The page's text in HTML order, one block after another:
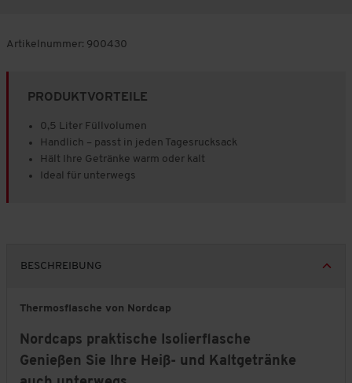
Artikelnummer: 900430
PRODUKTVORTEILE
0,5 Liter Füllvolumen
Handlich – passt in jeden Tagesrucksack
Hält Ihre Getränke warm oder kalt
Ideal für unterwegs
BESCHREIBUNG
Thermosflasche von Nordcap
Nordcaps praktische Isolierflasche
Genießen Sie Ihre Heiß- und Kaltgetränke